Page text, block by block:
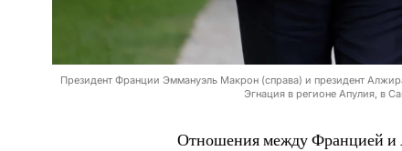
Президент Франции Эммануэль Макрон (справа) и президент
Эгнация в регионе Апулия, в
Отношения между Францией и